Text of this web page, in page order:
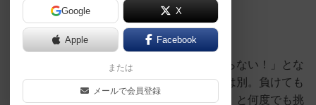
数が多いボードゲームです。
娘は他のゲームだと一度負けると「もうやらない！」とな
ることも多いのですが、宝石の煌めきだけは別。負けても
負けても「もう一回！」「もう一回だけ！」と何度でも挑
Google X
Apple Facebook
または
メールで会員登録